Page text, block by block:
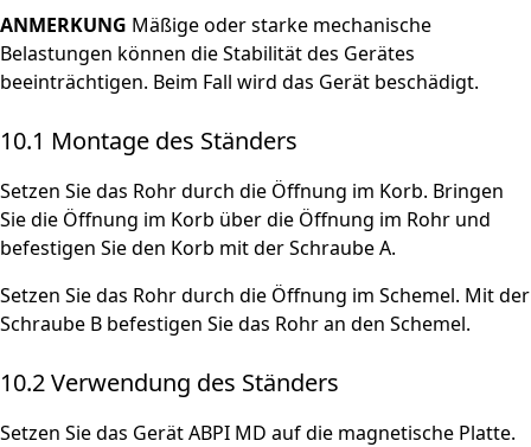
ANMERKUNG Mäßige oder starke mechanische
Belastungen können die Stabilität des Gerätes
beeinträchtigen. Beim Fall wird das Gerät beschädigt.
10.1 Montage des Ständers
Setzen Sie das Rohr durch die Öffnung im Korb. Bringen
Sie die Öffnung im Korb über die Öffnung im Rohr und
befestigen Sie den Korb mit der Schraube A.
Setzen Sie das Rohr durch die Öffnung im Schemel. Mit der
Schraube B befestigen Sie das Rohr an den Schemel.
10.2 Verwendung des Ständers
Setzen Sie das Gerät ABPI MD auf die magnetische Platte.